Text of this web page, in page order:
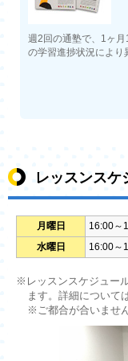
週2回の通塾で、1ヶ
の学習進捗状況により
レッスンスケ
月曜日 16:00～
水曜日
16:00～
※レッスンスケジュー
ます。詳細について
※ご都合が合いませ